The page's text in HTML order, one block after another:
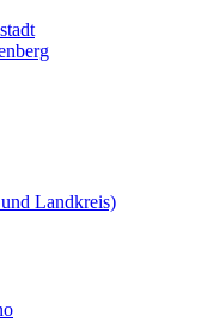
Landkreis)